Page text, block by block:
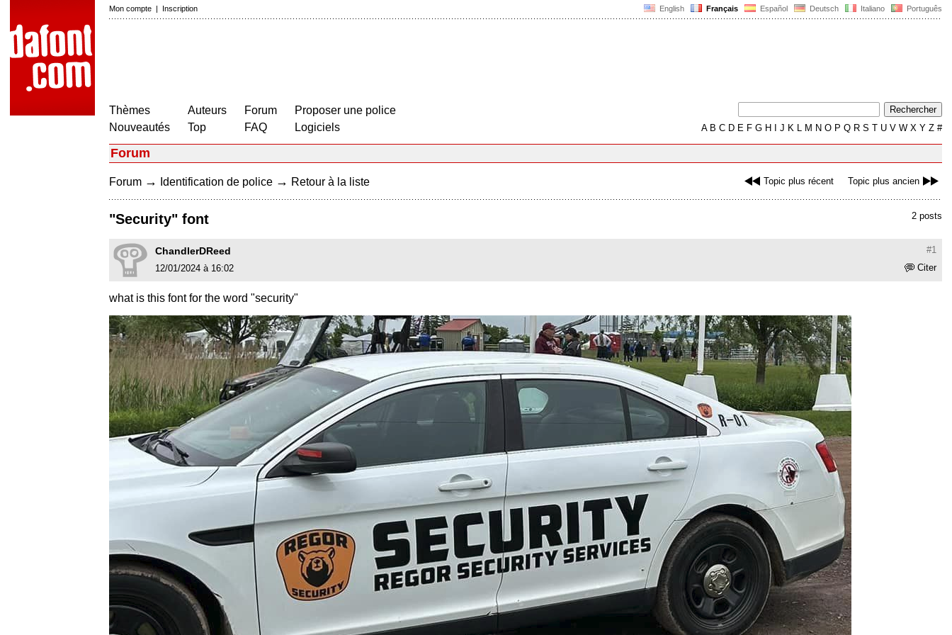
English Français Español Deutsch Italiano Português
Mon compte | Inscription
Thèmes
Nouveautés
Auteurs
Top
Forum
FAQ
Proposer une police
Logiciels
AB C D E F G H J K L M N O P Q R S T U V W X Y Z #
Forum
Topic plus récent Topic plus ancien
Forum → Identification de police → Retour à la liste
2 posts
"Security" font
#1
ChandlerDReed
Citer
12/01/2024 à 16:02
what is this font for the word "security"